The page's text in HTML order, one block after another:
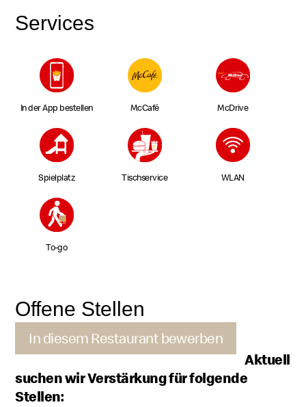
Services
In der App bestellen McCafé McDrive
Spielplatz Tischservice WLAN
To-go
Offene Stellen
In diesem Restaurant bewerben
Aktuell
suchen wir Verstärkung für folgende
Stellen: